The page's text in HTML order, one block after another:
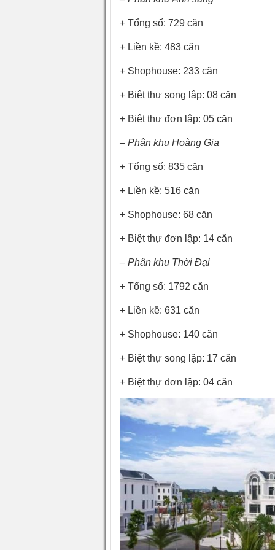
+ Tổng số: 729 căn
+ Liền kề: 483 căn
+ Shophouse: 233 căn
+ Biệt thự song lập: 08 căn
+ Biệt thự đơn lập: 05 căn
– Phân khu Hoàng Gia
+ Tổng số: 835 căn
+ Liền kề: 516 căn
+ Shophouse: 68 căn
+ Biệt thự đơn lập: 14 căn
– Phân khu Thời Đại
+ Tổng số: 1792 căn
+ Liền kề: 631 căn
+ Shophouse: 140 căn
+ Biệt thự song lập: 17 căn
+ Biệt thự đơn lập: 04 căn